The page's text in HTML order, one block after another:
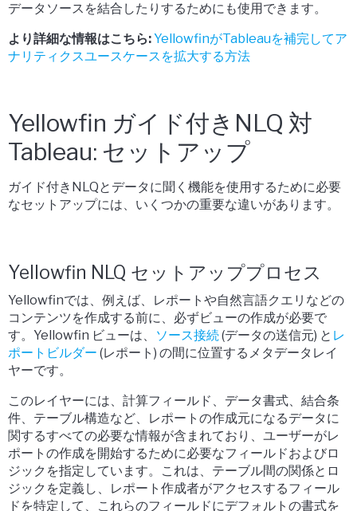
データソースを結合したりするためにも使用できます。
より詳細な情報はこちら:YellowfinがTableauを補完してア
ナリティクスユースケースを拡大する方法
Yellowfin ガイド付きNLQ 対
Tableau: セットアップ
ガイド付きNLQとデータに聞く機能を使用するために必要
なセットアップには、いくつかの重要な違いがあります。
Yellowfin NLQ セットアッププロセス
Yellowfinでは、例えば、レポートや自然言語クエリなどの
コンテンツを作成する前に、必ずビューの作成が必要で
す。Yellowfin ビューは、
ソース接続(データの送信元) と レ
ポートビルダー (レポート) の間に位置するメタデータレイ
ヤーです。
このレイヤーには、計算フィールド、データ書式、結合条
件、テーブル構造など、レポートの作成元になるデータに
関するすべての必要な情報が含まれており、ユーザーがレ
ポートの作成を開始するために必要なフィールドおよびロ
ジックを指定しています。これは、テーブル間の関係とロ
ジックを定義し、レポート作成者がアクセスするフィール
ドを特定して、これらのフィールドにデフォルトの書式を